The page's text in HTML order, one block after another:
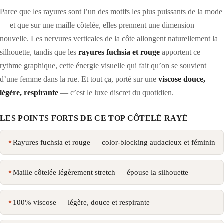
Parce que les rayures sont l’un des motifs les plus puissants de la mode
— et que sur une maille côtelée, elles prennent une dimension
nouvelle. Les nervures verticales de la côte allongent naturellement la
silhouette, tandis que les rayures fuchsia et rouge apportent ce
rythme graphique, cette énergie visuelle qui fait qu’on se souvient
d’une femme dans la rue. Et tout ça, porté sur une viscose douce,
légère, respirante — c’est le luxe discret du quotidien.
LES POINTS FORTS DE CE TOP CÔTELÉ RAYÉ
Rayures fuchsia et rouge — color-blocking audacieux et féminin
Maille côtelée légèrement stretch — épouse la silhouette
100% viscose — légère, douce et respirante